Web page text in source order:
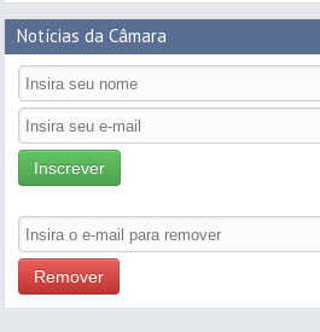
Notícias da Câmara
Inscrever
Remover